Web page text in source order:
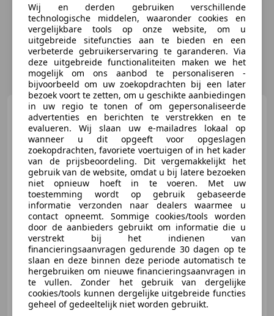
Renault Grand Scenic
1.2 TCe Zen
€ 10.499
02/2017 156.790 km Benzine
85 kW (116 PK)
RidderCar Ridderkerk
Wij en derden gebruiken verschillende
technologische middelen, waaronder cookies en
vergelijkbare tools op onze website, om u
uitgebreide sitefuncties aan te bieden en een
verbeterde gebruikerservaring te garanderen. Via
deze uitgebreide functionaliteiten maken we het
mogelijk om ons aanbod te personaliseren -
bijvoorbeeld om uw zoekopdrachten bij een later
bezoek voort te zetten, om u geschikte aanbiedingen
in uw regio te tonen of om gepersonaliseerde
advertenties en berichten te verstrekken en te
evalueren. Wij slaan uw e-mailadres lokaal op
wanneer u dit opgeeft voor opgeslagen
zoekopdrachten, favoriete voertuigen of in het kader
van de prijsbeoordeling. Dit vergemakkelijkt het
gebruik van de website, omdat u bij latere bezoeken
niet opnieuw hoeft in te voeren. Met uw
toestemming wordt op gebruik gebaseerde
informatie verzonden naar dealers waarmee u
contact opneemt. Sommige cookies/tools worden
door de aanbieders gebruikt om informatie die u
verstrekt bij het indienen van
financieringsaanvragen gedurende 30 dagen op te
slaan en deze binnen deze periode automatisch te
hergebruiken om nieuwe financieringsaanvragen in
te vullen. Zonder het gebruik van dergelijke
cookies/tools kunnen dergelijke uitgebreide functies
geheel of gedeeltelijk niet worden gebruikt.